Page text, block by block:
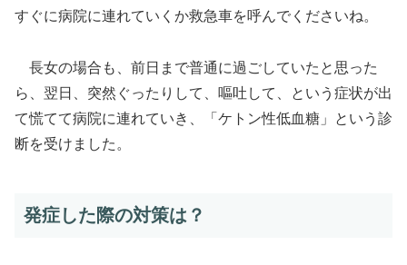
すぐに病院に連れていくか救急車を呼んでくださいね。
長女の場合も、前日まで普通に過ごしていたと思った
ら、翌日、突然ぐったりして、嘔吐して、という症状が出
て慌てて病院に連れていき、「ケトン性低血糖」という診
断を受けました。
発症した際の対策は？